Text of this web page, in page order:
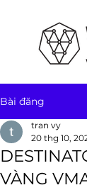
Bài đăng
VÀNG
tran vy
20 thg 10,